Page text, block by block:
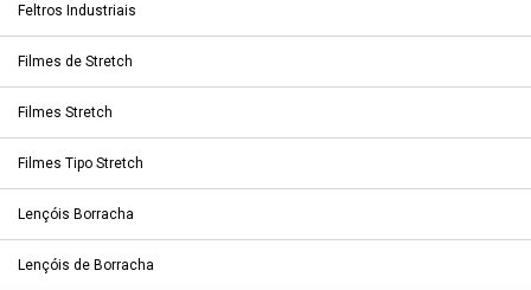
Feltros Industriais
Filmes de Stretch
Filmes Stretch
Filmes Tipo Stretch
Lençóis Borracha
Lençóis de Borracha